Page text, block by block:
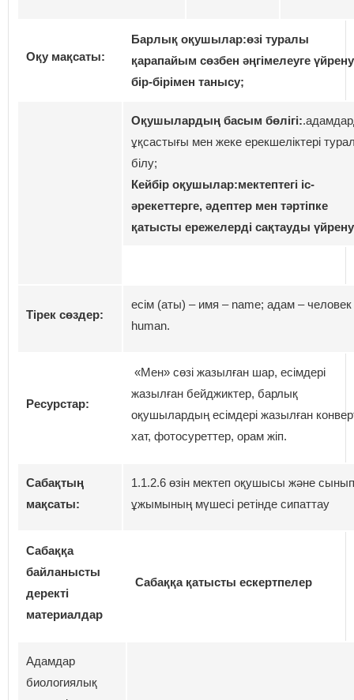
Оқу мақсаты:
Барлық оқушылар:өзі туралы
қарапайым сөзбен әңгімелеуге
бір-бірімен танысу;
Оқушылардың басым бөлігі:
ұқсастығы мен жеке ерекшеліктері
білу;
Кейбір оқушылар:мектептегі іс-
әрекеттерге, әдептер мен тәртіпке
қатысты ережелерді сақтауды
Тірек сөздер:
есім (аты) – имя – name; адам – человек
human.
Ресурстар:
«Мен» сөзі жазылған шар, есімдері
жазылған бейджиктер, барлық
оқушылардың есімдері жазылған
хат, фотосуреттер, орам жіп.
Сабақтың
мақсаты:
1.1.2.6 өзін мектеп оқушысы және сынып
ұжымының мүшесі ретінде сипаттау
Сабаққа
байланысты
деректі
материалдар
Сабаққа қатысты ескертпелер
Адамдар
биологиялық